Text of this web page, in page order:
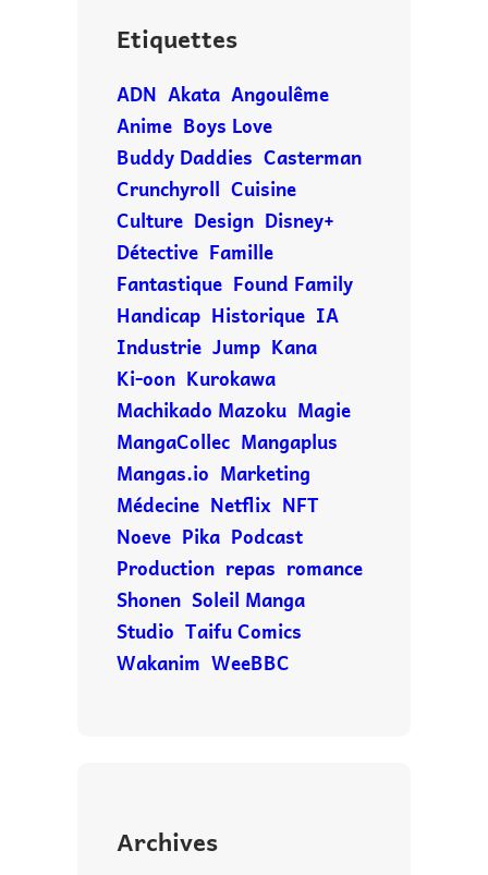
Etiquettes
ADN Akata Angoulême
Anime Boys Love
Buddy Daddies Casterman
Crunchyroll Cuisine
Culture Design Disney+
Détective Famille
Fantastique Found Family
Handicap Historique IA
Industrie Jump Kana
Ki-oon Kurokawa
Machikado Mazoku Magie
MangaCollec Mangaplus
Mangas.io Marketing
Médecine Netflix NFT
Noeve Pika Podcast
Production repas romance
Shonen Soleil Manga
Studio Taifu Comics
Wakanim WeeBBC
Archives